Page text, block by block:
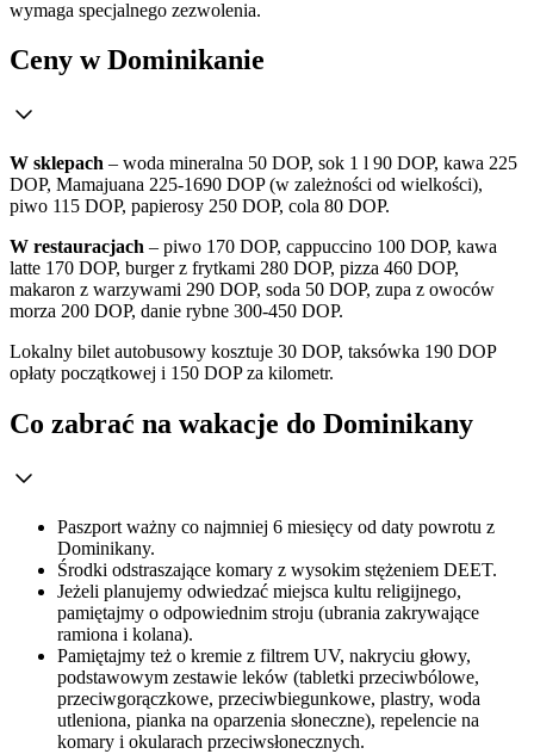
wymaga specjalnego zezwolenia.
Ceny w Dominikanie
W sklepach – woda mineralna 50 DOP, sok 1 l 90 DOP, kawa 225
DOP, Mamajuana 225-1690 DOP (w zależności od wielkości),
piwo 115 DOP, papierosy 250 DOP, cola 80 DOP.
W restauracjach – piwo 170 DOP, cappuccino 100 DOP, kawa
latte 170 DOP, burger z frytkami 280 DOP, pizza 460 DOP,
makaron z warzywami 290 DOP, soda 50 DOP, zupa z owoców
morza 200 DOP, danie rybne 300-450 DOP.
Lokalny bilet autobusowy kosztuje 30 DOP, taksówka 190 DOP
opłaty początkowej i 150 DOP za kilometr.
Co zabrać na wakacje do Dominikany
Paszport ważny co najmniej 6 miesięcy od daty powrotu z
Dominikany.
Środki odstraszające komary z wysokim stężeniem DEET.
Jeżeli planujemy odwiedzać miejsca kultu religijnego,
pamiętajmy o odpowiednim stroju (ubrania zakrywające
ramiona i kolana).
Pamiętajmy też o kremie z filtrem UV, nakryciu głowy,
podstawowym zestawie leków (tabletki przeciwbólowe,
przeciwgorączkowe, przeciwbiegunkowe, plastry, woda
utleniona, pianka na oparzenia słoneczne), repelencie na
komary i okularach przeciwsłonecznych.